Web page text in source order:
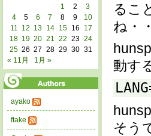
るこ
ね・
動す
そう
1
2
3
4
5 6 7 8 9
10
11 12 13 14 15 16
17
18 19 20 21 22 23 24
25 26 27 28 29 30 31
« 11月
1月 »
ayako
ftake